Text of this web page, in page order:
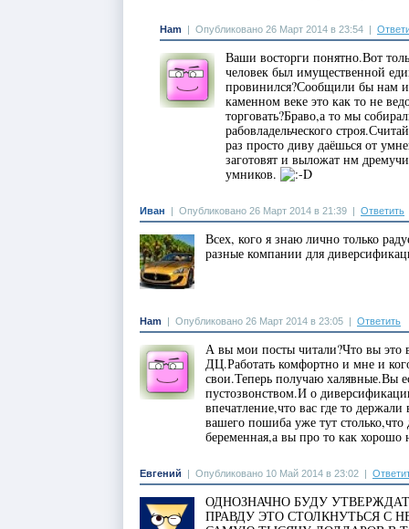
Ham Опубликовано 26 Март 2014 в 23:54
Ваши восторги понятно.Вот
человек был имущественной
провинился?Сообщили бы нам
каменном веке это как то не
торговать?Браво,а то мы
рабовладельческого
раз просто диву даёшься от
заготовят и выложат нм
умников.
Иван Опубликовано 26 Март 2014 в 21:39 Ответить
Всех, кого я знаю лично только
разные компании для
Ham Опубликовано 26 Март 2014 в 23:05 Ответить
А вы мои посты читали?Что вы это
ДЦ.Работать комфортно и мне и
свои.Теперь получаю халявные.Вы
пустозвонством.И о
впечатление,что вас где то
вашего пошиба уже тут
беременная,а вы про то как хорошо
Евгений Опубликовано 10 Май 2014 в 23:02
ОДНОЗНАЧНО БУДУ
ПРАВДУ ЭТО СТОЛКНУТЬСЯ С